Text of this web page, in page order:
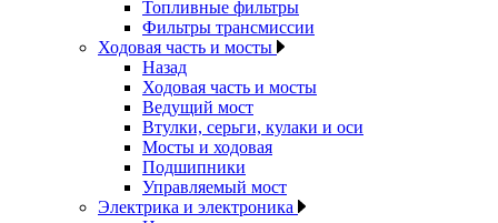
Топливные фильтры
Фильтры трансмиссии
Ходовая часть и мосты
Назад
Ходовая часть и мосты
Ведущий мост
Втулки, серьги, кулаки и оси
Мосты и ходовая
Подшипники
Управляемый мост
Электрика и электроника